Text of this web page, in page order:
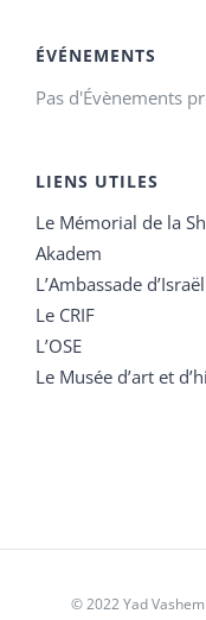
ÉVÉNEMENTS
Pas d'Évènements
LIENS UTILES
Le Mémorial de la
Akadem
L’Ambassade d’Israël
Le CRIF
L’OSE
Le Musée d’art et
© 2022 Yad